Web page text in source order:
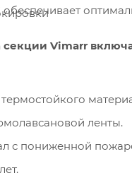
обеспечивает
Vimarr
ленты.
с пониженной